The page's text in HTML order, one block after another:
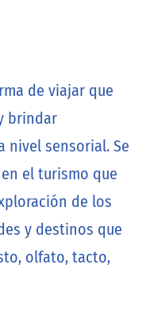
de viajar que
brindar
nivel sensorial. Se
el turismo que
de los
y destinos que
olfato, tacto,